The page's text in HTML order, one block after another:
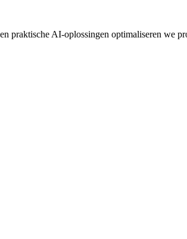
AI-oplossingen optimaliseren we